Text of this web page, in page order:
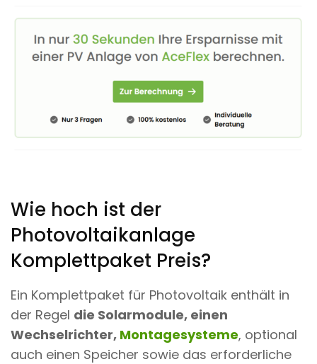
Wie hoch ist der
Photovoltaikanlage
Komplettpaket Preis?
Ein Komplettpaket für Photovoltaik enthält in
der Regel die Solarmodule, einen
Wechselrichter, Montagesysteme, optional
auch einen Speicher sowie das erforderliche